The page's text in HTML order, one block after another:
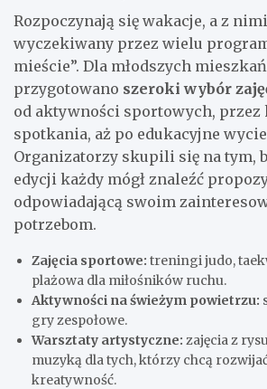
Rozpoczynają się wakacje, a z
wyczekiwany przez wielu
mieście”. Dla młodszych
przygotowano szeroki wybór
od aktywności sportowych, przez
spotkania, aż po edukacyjne
Organizatorzy skupili się na tym,
edycji każdy mógł znaleźć
odpowiadającą swoim
potrzebom.
Zajęcia sportowe: treningi judo,
plażowa dla miłośników ruchu.
Aktywności na świeżym powietrzu:
gry zespołowe.
Warsztaty artystyczne: zajęcia z
muzyką dla tych, którzy chcą
kreatywność.